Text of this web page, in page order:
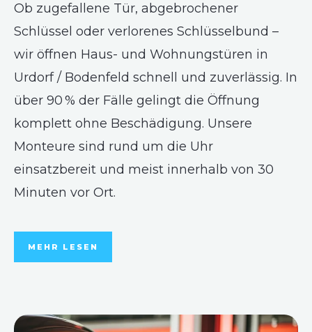
Ob zugefallene Tür, abgebrochener
Schlüssel oder verlorenes Schlüsselbund –
wir öffnen Haus- und Wohnungstüren in
Urdorf / Bodenfeld schnell und zuverlässig. In
über 90 % der Fälle gelingt die Öffnung
komplett ohne Beschädigung. Unsere
Monteure sind rund um die Uhr
einsatzbereit und meist innerhalb von 30
Minuten vor Ort.
MEHR LESEN